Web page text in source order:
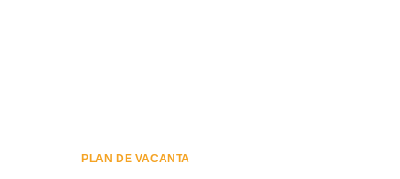
PLAN DE VACANTA